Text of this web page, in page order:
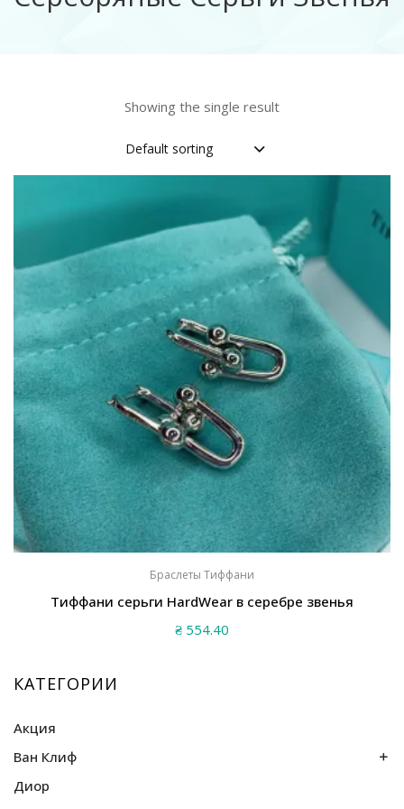
Showing the single result
Default sorting
Браслеты Тиффани
Тиффани серьги HardWear в серебре звенья
₴ 554.40
КАТЕГОРИИ
Акция
Ван Клиф
Браслеты Ван Клиф
Диор